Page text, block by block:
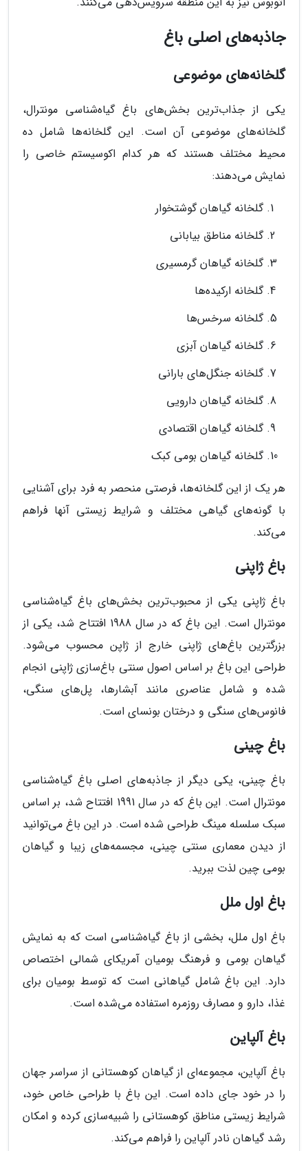
جاذبه‌های اصلی باغ
گلخانه‌های موضوعی
یکی از جذاب‌ترین بخش‌های باغ گیاه‌شناسی مونترال،
گلخانه‌های موضوعی آن است. این گلخانه‌ها شامل ده
محیط مختلف هستند که هر کدام اکوسیستم خاصی را
نمایش می‌دهند:
گلخانه گیاهان گوشتخوار
گلخانه مناطق بیابانی
گلخانه گیاهان گرمسیری
گلخانه ارکیده‌ها
گلخانه سرخس‌ها
گلخانه گیاهان آبزی
گلخانه جنگل‌های بارانی
گلخانه گیاهان دارویی
گلخانه گیاهان اقتصادی
گلخانه گیاهان بومی کبک
هر یک از این گلخانه‌ها، فرصتی منحصر به فرد برای آشنایی
با گونه‌های گیاهی مختلف و شرایط زیستی آنها فراهم
می‌کند.
باغ ژاپنی
باغ ژاپنی یکی از محبوب‌ترین بخش‌های باغ گیاه‌شناسی
مونترال است. این باغ که در سال 1988 افتتاح شد، یکی از
بزرگترین باغ‌های ژاپنی خارج از ژاپن محسوب می‌شود.
طراحی این باغ بر اساس اصول سنتی باغ‌سازی ژاپنی انجام
شده و شامل عناصری مانند آبشارها، پل‌های سنگی،
فانوس‌های سنگی و درختان بونسای است.
باغ چینی
باغ چینی، یکی دیگر از جاذبه‌های اصلی باغ گیاه‌شناسی
مونترال است. این باغ که در سال 1991 افتتاح شد، بر اساس
سبک سلسله مینگ طراحی شده است. در این باغ می‌توانید
از دیدن معماری سنتی چینی، مجسمه‌های زیبا و گیاهان
بومی چین لذت ببرید.
باغ اول ملل
باغ اول ملل، بخشی از باغ گیاه‌شناسی است که به نمایش
گیاهان بومی و فرهنگ بومیان آمریکای شمالی اختصاص
دارد. این باغ شامل گیاهانی است که توسط بومیان برای
غذا، دارو و مصارف روزمره استفاده می‌شده است.
باغ آلپاین
باغ آلپاین، مجموعه‌ای از گیاهان کوهستانی از سراسر جهان
را در خود جای داده است. این باغ با طراحی خاص خود،
شرایط زیستی مناطق کوهستانی را شبیه‌سازی کرده و امکان
رشد گیاهان نادر آلپاین را فراهم می‌کند.